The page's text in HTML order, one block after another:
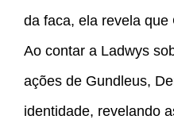
da faca, ela revela
Ao contar a Ladwys
ações de Gundleus,
identidade, revelando